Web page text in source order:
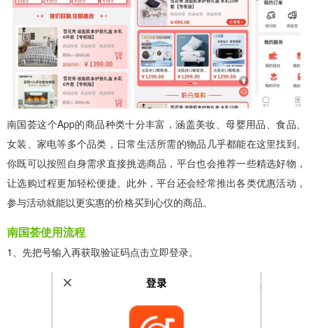
南国荟这个App的商品种类十分丰富，涵盖美妆、母婴用品、食品、
女装、家电等多个品类，日常生活所需的物品几乎都能在这里找到。
你既可以按照自身需求直接挑选商品，平台也会推荐一些精选好物，
让选购过程更加轻松便捷。此外，平台还会经常推出各类优惠活动，
参与活动就能以更实惠的价格买到心仪的商品。
南国荟使用流程
1、先把号输入再获取验证码点击立即登录。